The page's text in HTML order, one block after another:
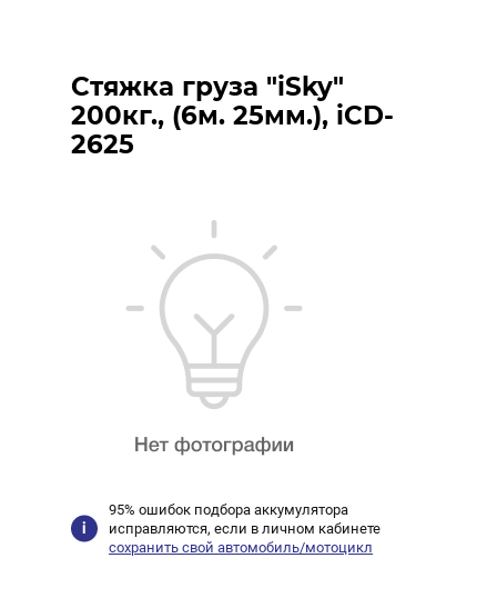
Стяжка груза "iSky"
200кг., (6м. 25мм.), iCD-
2625
95% ошибок подбора аккумулятора
исправляются, если в личном кабинете
сохранить свой автомобиль/мотоцикл